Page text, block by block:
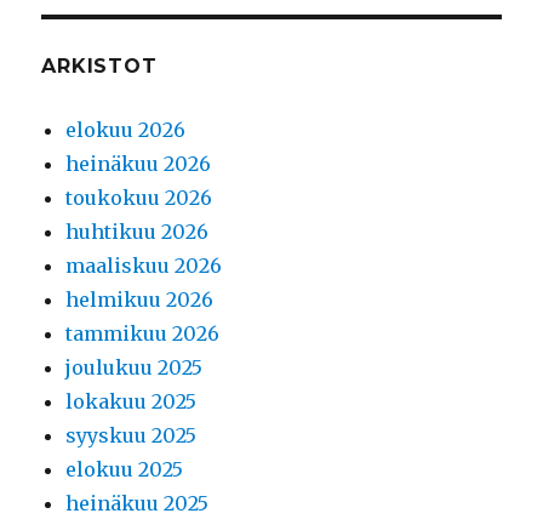
ARKISTOT
elokuu 2026
heinäkuu 2026
toukokuu 2026
huhtikuu 2026
maaliskuu 2026
helmikuu 2026
tammikuu 2026
joulukuu 2025
lokakuu 2025
syyskuu 2025
elokuu 2025
heinäkuu 2025